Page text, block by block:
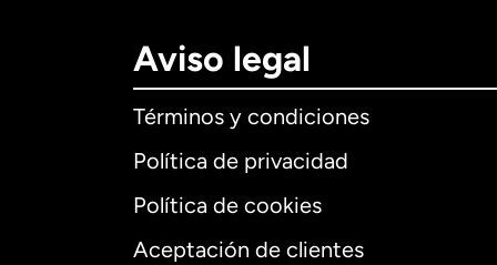
Aviso legal
Términos y condiciones
Política de privacidad
Política de cookies
Aceptación de clientes